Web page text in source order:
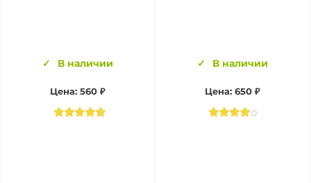
В наличии
Цена: 560 ₽
В наличии
Цена: 650 ₽